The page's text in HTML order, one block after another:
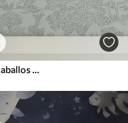
Paisaje verde monocromo con caballos y casitas de campo